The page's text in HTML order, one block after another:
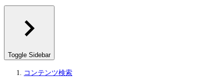
Toggle Sidebar
コンテンツ検索